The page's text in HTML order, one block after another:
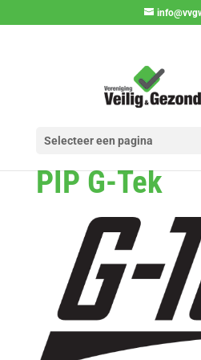
Selecteer een pagina
PIP G-Tek